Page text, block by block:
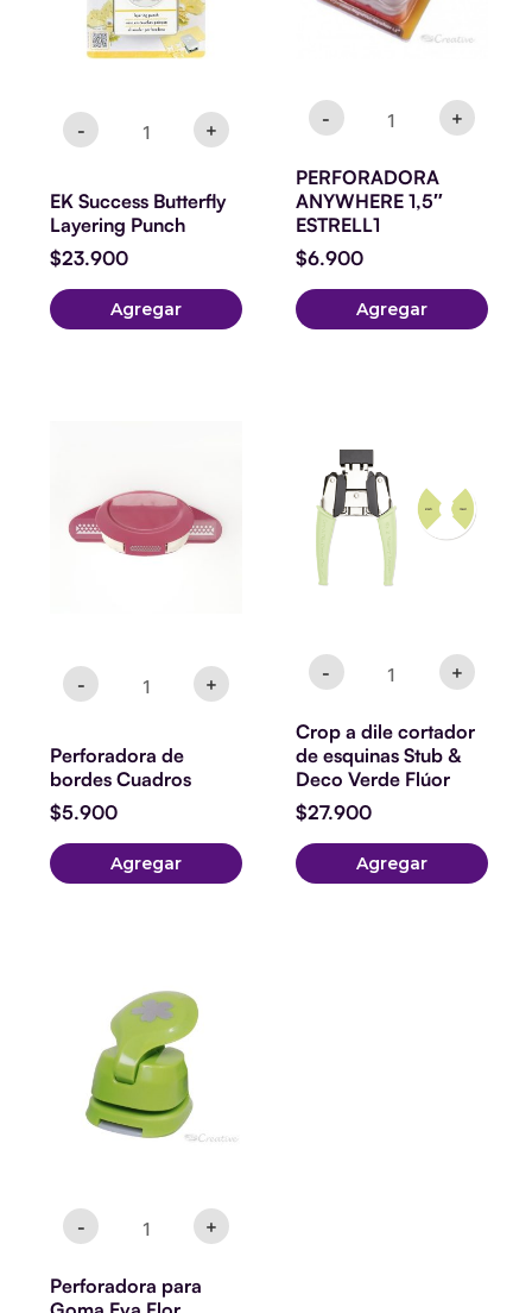
- +
EK Success Butterfly
Layering Punch
$23.900
Agregar
- +
PERFORADORA
ANYWHERE 1,5″
ESTRELL1
$6.900
Agregar
-
cantidad
+
Perforadora de
bordes Cuadros
$5.900
Agregar
-
dile
cortador
de
esquinas
Stub
Deco
+
Crop a dile cortador
de esquinas Stub &
Deco Verde Flúor
$27.900
Agregar
-
para
Goma
Eva
Flor
cantidad
+
Perforadora para